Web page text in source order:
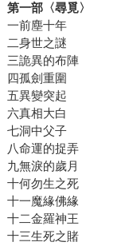
第一部〈尋覓〉
一前塵十年
二身世之謎
三詭異的布陣
四孤劍重圍
五異變突起
六真相大白
七洞中父子
八命運的捉弄
九無淚的歲月
十何勿生之死
十一魔緣佛緣
十二金羅神王
十三生死之賭